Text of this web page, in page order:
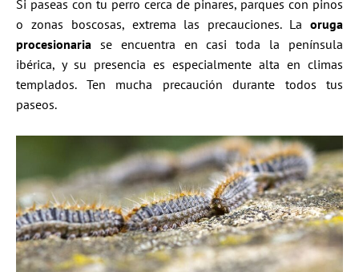
Si paseas con tu perro cerca de pinares, parques con pinos
o zonas boscosas, extrema las precauciones. La oruga
procesionaria se encuentra en casi toda la península
ibérica, y su presencia es especialmente alta en climas
templados. Ten mucha precaución durante todos tus
paseos.